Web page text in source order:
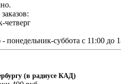
четверг
понедельник-суббота с 11:00 до
(в радиусе КАД)